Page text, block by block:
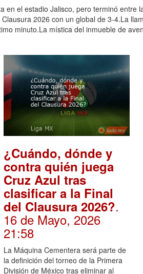
en el estadio Jalisco, pero terminó entre
2026 con un global de 3-4.La
minuto.La mística del inmueble de
¿Cuándo, dónde y
contra quién juega
Cruz Azul tras
clasificar a la Final
del Clausura 2026?.
16 de Mayo, 2026
21:58
La Máquina Cementera será parte de
la definición del torneo de la Primera
División de México tras eliminar al